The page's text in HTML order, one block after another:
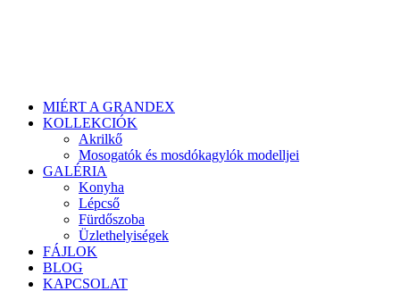
MIÉRT A GRANDEX
KOLLEKCIÓK
Akrilkő
Mosogatók és mosdókagylók modelljei
GALÉRIA
Konyha
Lépcső
Fürdőszoba
Üzlethelyiségek
FÁJLOK
BLOG
KAPCSOLAT